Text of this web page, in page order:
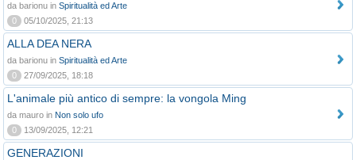
da barionu in Spiritualità ed Arte
0
05/10/2025, 21:13
ALLA DEA NERA
da barionu in Spiritualità ed Arte
0
27/09/2025, 18:18
L'animale più antico di sempre: la vongola Ming
da mauro in Non solo ufo
0
13/09/2025, 12:21
GENERAZIONI